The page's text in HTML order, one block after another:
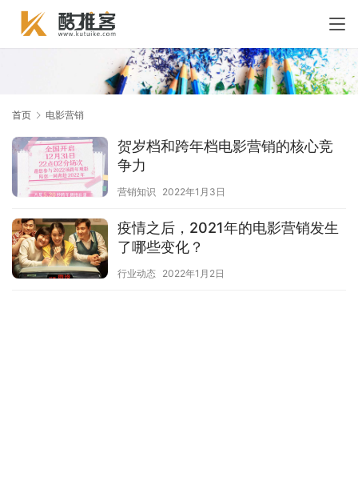
首页 电影营销
贺岁档和跨年档电影营销的核心竞
争力
营销知识 2022年1月3日
疫情之后，2021年的电影营销发生
了哪些变化？
行业动态 2022年1月2日